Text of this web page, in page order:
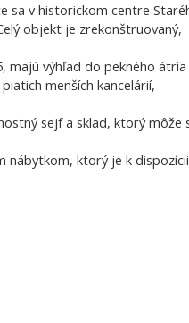
sa v historickom centre
objekt je zrekonštruovaný,
majú výhľad do pekného
menších kancelárií,
sejf a sklad, ktorý môže
nábytkom, ktorý je k